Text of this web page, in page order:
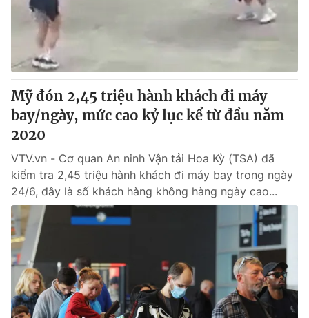
Mỹ đón 2,45 triệu hành khách đi máy
bay/ngày, mức cao kỷ lục kể từ đầu năm
2020
VTV.vn - Cơ quan An ninh Vận tải Hoa Kỳ (TSA) đã
kiểm tra 2,45 triệu hành khách đi máy bay trong ngày
24/6, đây là số khách hàng không hàng ngày cao...